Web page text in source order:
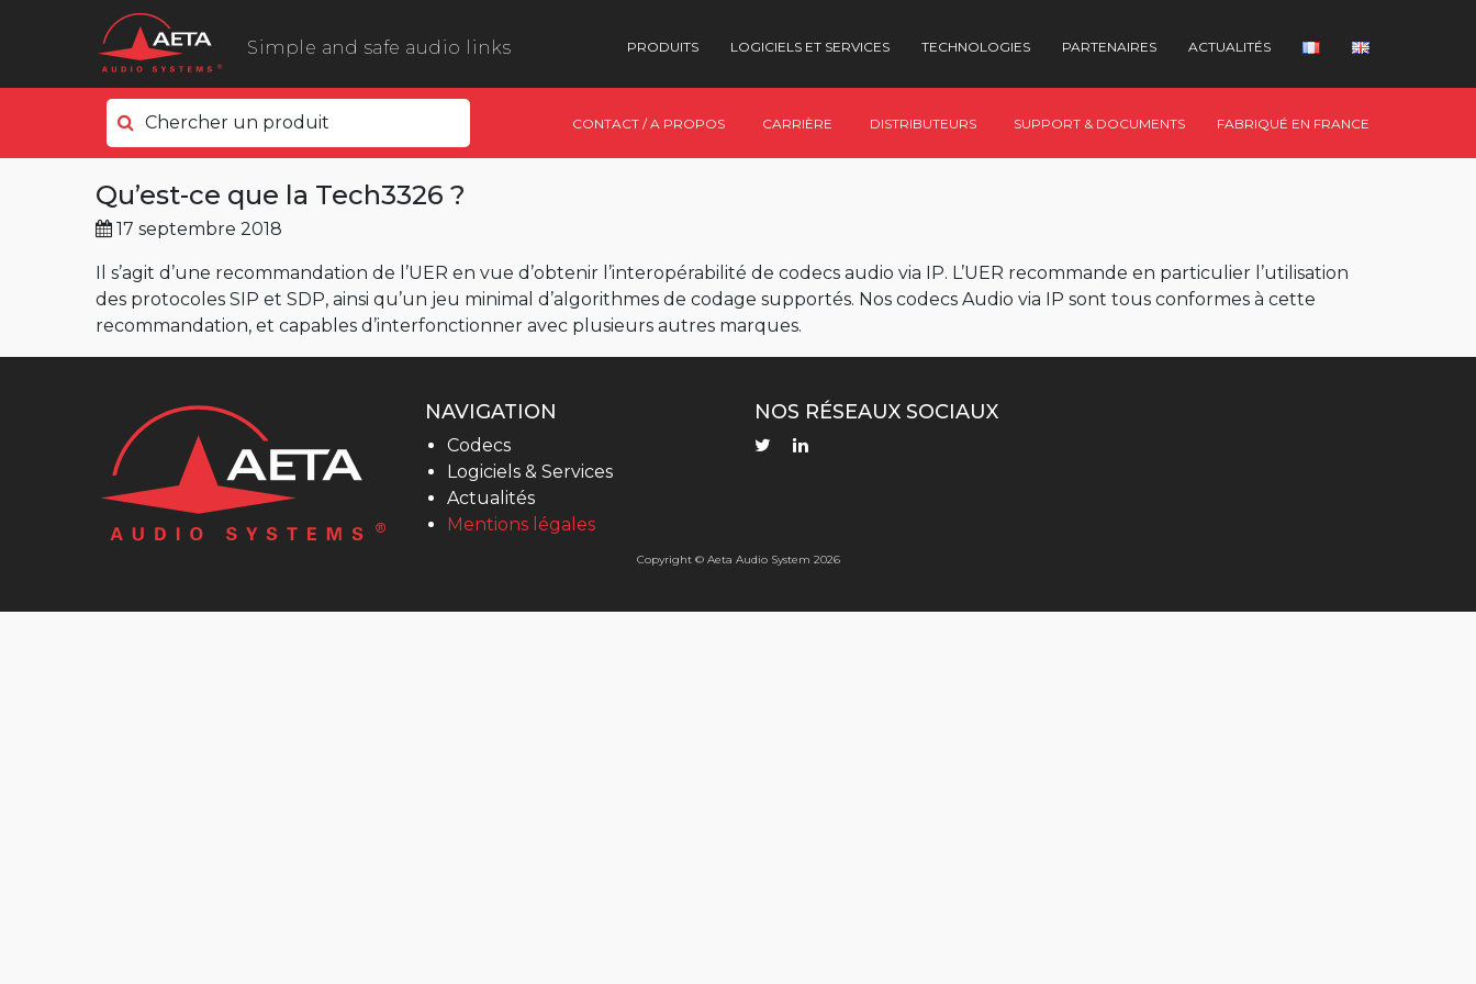
Simple and safe audio links PRODUITS LOGICIELS ET SERVICES TECHNOLOGIES PARTENAIRES ACTUALITÉS
Chercher un produit
Côté terrain
ScoopyFlex
ScoopTeam
ScoopFone 5G ScoopFone 4G
ScoopFone IP
Côté studio
Scoop 6
MultiScoop
µScoop
ScoopFone IP-R
CONTACT / A PROPOS CARRIÈRE DISTRIBUTEURS SUPPORT & DOCUMENTS FABRIQUÉ EN FRANCE
Qu’est-ce que la Tech3326 ?
17 septembre 2018
Il s’agit d’une recommandation de l’UER en vue d’obtenir l’interopérabilité de codecs audio via IP. L’UER recommande en particulier l’utilisation
des protocoles SIP et SDP, ainsi qu’un jeu minimal d’algorithmes de codage supportés. Nos codecs Audio via IP sont tous conformes à cette
recommandation, et capables d’interfonctionner avec plusieurs autres marques.
NAVIGATION
Codecs
Logiciels & Services
Actualités
Mentions légales
NOS RÉSEAUX SOCIAUX
Copyright © Aeta Audio System 2026